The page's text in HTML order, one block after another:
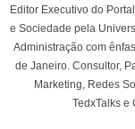
Editor Executivo do
e Sociedade pela
Administração com
de Janeiro. Consultor,
Marketing, Redes
TedxTalks e